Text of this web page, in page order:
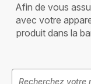
Afin de vous
avec votre
produit dans la